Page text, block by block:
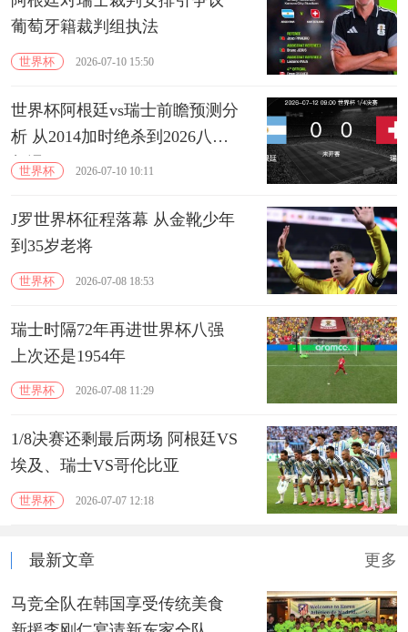
葡萄牙籍裁判组执法
世界杯 2026-07-10 15:50
世界杯阿根廷vs瑞士前瞻预测分
析 从2014加时绝杀到2026八强
相遇
世界杯 2026-07-10 10:11
J罗世界杯征程落幕 从金靴少年
到35岁老将
世界杯 2026-07-08 18:53
瑞士时隔72年再进世界杯八强
上次还是1954年
世界杯 2026-07-08 11:29
1/8决赛还剩最后两场 阿根廷VS
埃及、瑞士VS哥伦比亚
世界杯 2026-07-07 12:18
最新文章 更多
马竞全队在韩国享受传统美食